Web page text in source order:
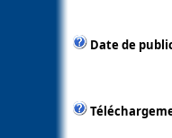
Date de